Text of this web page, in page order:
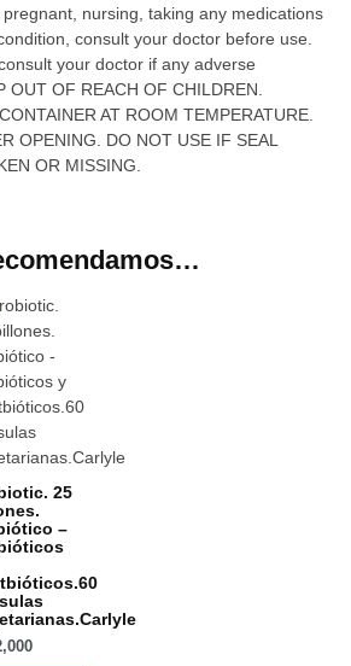
nursing, taking any medications
consult your doctor before use.
your doctor if any adverse
OUT OF REACH OF CHILDREN.
AT ROOM TEMPERATURE.
OPENING. DO NOT USE IF SEAL
OR MISSING.
25
–